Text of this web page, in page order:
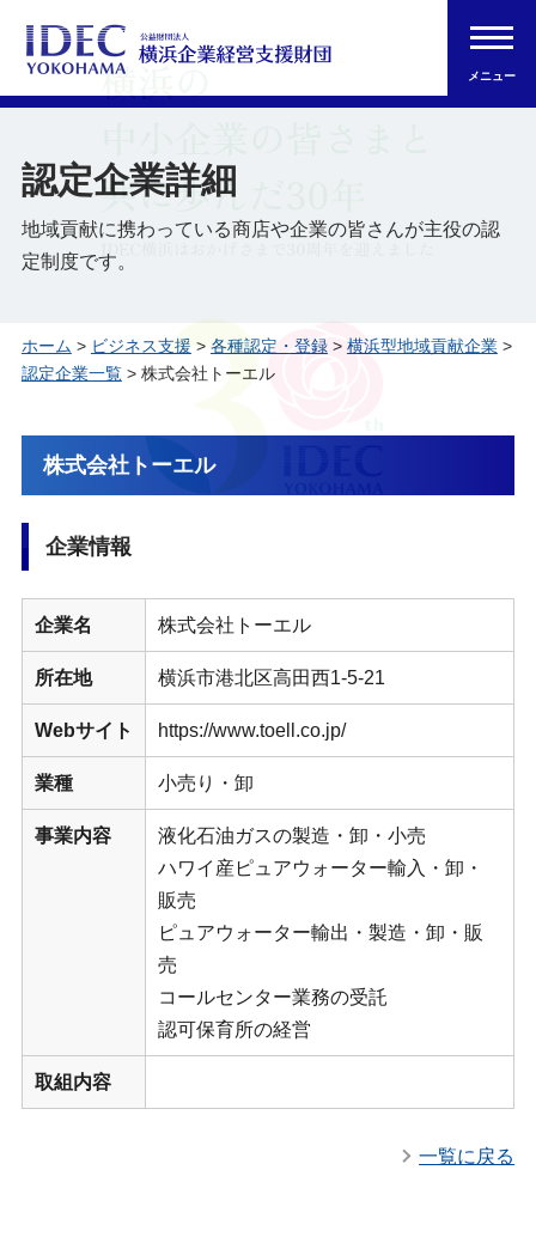
メニュー
認定企業詳細
地域貢献に携わっている商店や企業の皆さんが主役の認
定制度です。
ホーム > ビジネス支援 > 各種認定・登録> 横浜型地域貢献企業>
認定企業一覧> 株式会社トーエル
株式会社トーエル
企業情報
企業名 株式会社トーエル
所在地 横浜市港北区高田西1-5-21
Webサイト https://www.toell.co.jp/
業種 小売り・卸
事業内容
液化石油ガスの製造・卸・小売
ハワイ産ピュアウォーター輸入・卸・
販売
ピュアウォーター輸出・製造・卸・販
売
コールセンター業務の受託
認可保育所の経営
取組内容
一覧に戻る